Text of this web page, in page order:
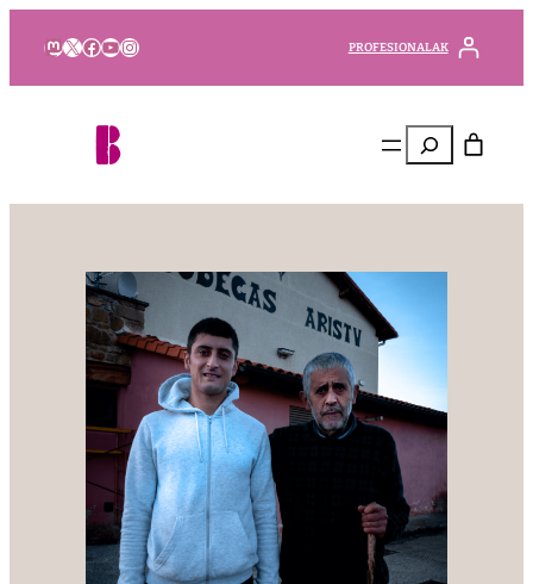
Mastodon
X Facebook
YouTube
Instagram PROFESIONALAK
Bilatu